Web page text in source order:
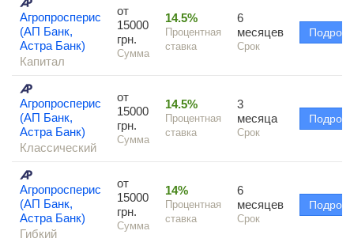
Агропросперис
(АП Банк,
Астра Банк)
Капитал
от
15000
грн.
Сумма
14.5%
Процентная
ставка
6
месяцев
Срок
Агропросперис
(АП Банк,
Астра Банк)
Классический
от
15000
грн.
Сумма
14.5%
Процентная
ставка
3
месяца
Срок
Агропросперис
(АП Банк,
Астра Банк)
Гибкий
от
15000
грн.
Сумма
14%
Процентная
ставка
6
месяцев
Срок